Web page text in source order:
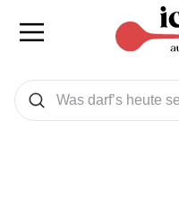
Was wollen Sie suchen
Suchen